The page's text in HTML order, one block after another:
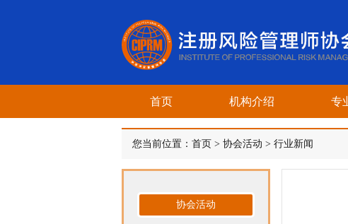
首页 机构介绍 专
您当前位置： 首页 > 协会活动 > 行业新闻
协会活动